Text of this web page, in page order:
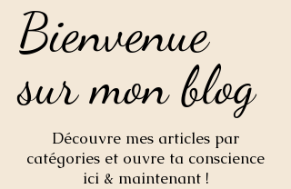
Bienvenue
sur mon blog
Bienvenue
sur mon blog
Découvre mes articles par
catégories et ouvre ta conscience
ici & maintenant !